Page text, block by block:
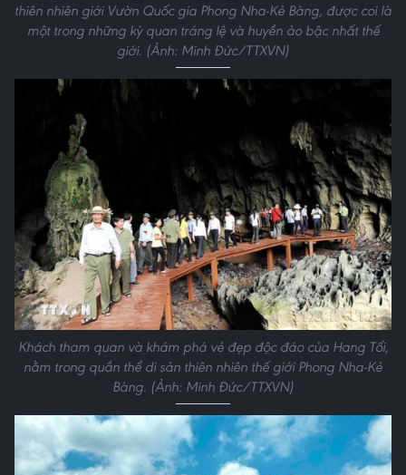
thiên nhiên giới Vườn Quốc gia Phong Nha-Kẻ Bàng, được coi là
một trong những kỳ quan tráng lệ và huyền ảo bậc nhất thế
giới. (Ảnh: Minh Đức/TTXVN)
Khách tham quan và khám phá vẻ đẹp độc đáo của Hang Tối,
nằm trong quần thể di sản thiên nhiên thế giới Phong Nha-Kẻ
Bàng. (Ảnh: Minh Đức/TTXVN)